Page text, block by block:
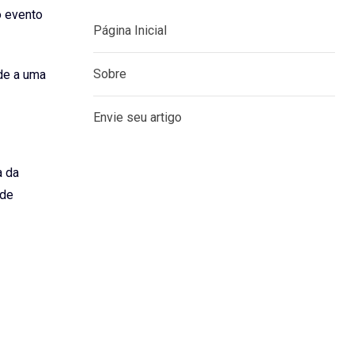
evento
a uma
da
Página Inicial
Sobre
Envie seu artigo